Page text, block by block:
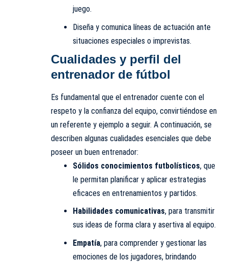
juego.
Diseña y comunica líneas de actuación ante
situaciones especiales o imprevistas.
Cualidades y perfil del
entrenador de fútbol
Es fundamental que el entrenador cuente con el
respeto y la confianza del equipo, convirtiéndose en
un referente y ejemplo a seguir. A continuación, se
describen algunas cualidades esenciales que debe
poseer un buen entrenador:
Sólidos conocimientos futbolísticos, que
le permitan planificar y aplicar estrategias
eficaces en entrenamientos y partidos.
Habilidades comunicativas, para transmitir
sus ideas de forma clara y asertiva al equipo.
Empatía, para comprender y gestionar las
emociones de los jugadores, brindando